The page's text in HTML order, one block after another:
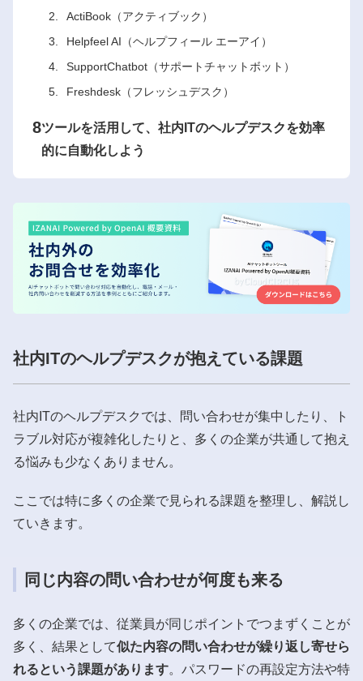
ActiBook（アクティブック）
Helpfeel AI（ヘルプフィール エーアイ）
SupportChatbot（サポートチャットボット）
Freshdesk（フレッシュデスク）
8ツールを活用して、社内ITのヘルプデスクを効率
的に自動化しよう
社内ITのヘルプデスクが抱えている課題
社内ITのヘルプデスクでは、問い合わせが集中したり、ト
ラブル対応が複雑化したりと、多くの企業が共通して抱え
る悩みも少なくありません。
ここでは特に多くの企業で見られる課題を整理し、解説し
ていきます。
同じ内容の問い合わせが何度も来る
多くの企業では、従業員が同じポイントでつまずくことが
多く、結果として似た内容の問い合わせが繰り返し寄せら
れるという課題があります。パスワードの再設定方法や特